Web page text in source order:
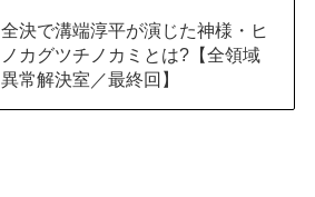
全決で溝端淳平が演じた神様・ヒ
ノカグツチノカミとは?【全領域
異常解決室／最終回】